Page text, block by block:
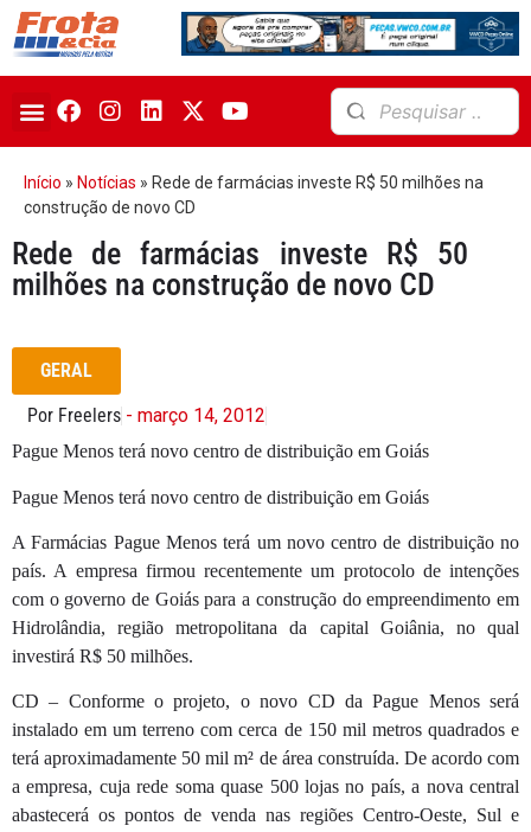
Início » Notícias » Rede de farmácias investe R$ 50 milhões na
construção de novo CD
Rede de farmácias investe R$ 50
milhões na construção de novo CD
GERAL
Por Freelers - março 14, 2012
Pague Menos terá novo centro de distribuição em Goiás
Pague Menos terá novo centro de distribuição em Goiás
A Farmácias Pague Menos terá um novo centro de distribuição no
país. A empresa firmou recentemente um protocolo de intenções
com o governo de Goiás para a construção do empreendimento em
Hidrolândia, região metropolitana da capital Goiânia, no qual
investirá R$ 50 milhões.
CD – Conforme o projeto, o novo CD da Pague Menos será
instalado em um terreno com cerca de 150 mil metros quadrados e
terá aproximadamente 50 mil m² de área construída. De acordo com
a empresa, cuja rede soma quase 500 lojas no país, a nova central
abastecerá os pontos de venda nas regiões Centro-Oeste, Sul e